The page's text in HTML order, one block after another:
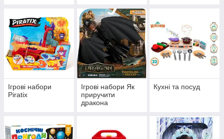
Ігрові набори
Piratix
Ігрові набори Як
приручити
дракона
Кухні та посуд